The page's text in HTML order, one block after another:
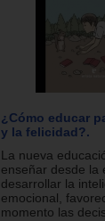
¿Cómo educar
y la felicidad?.
La nueva
enseñar desde la
desarrollar la
emocional,
momento las